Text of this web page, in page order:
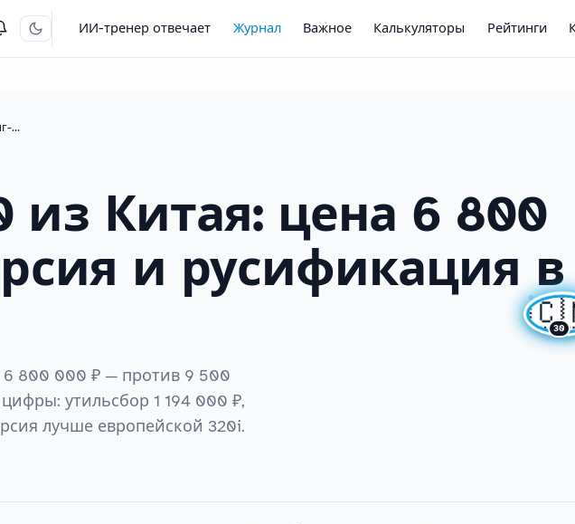
ИИ-тренер отвечает Журнал Важное Калькуляторы Рейтинги
BMW 320Li G20 из Китая: цена 6 800 000 ₽, лонг-версия и русификация в 2026
из Китая: цена 6 800
и русификация в
6 800 000 ₽ — против 9 500
утильсбор 1 194 000 ₽,
лучше европейской 320i.
30